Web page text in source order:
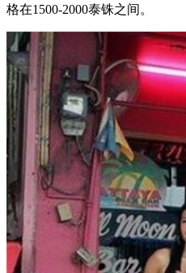
格在1500-2000泰铢之间。